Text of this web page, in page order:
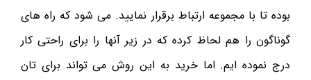
بوده تا با مجموعه ارتباط برقرار نمایید. می شود که راه های
گوناگون را هم لحاظ کرده که در زیر آنها را برای راحتی کار
درج نموده ایم. اما خرید به این روش می تواند برای تان‌